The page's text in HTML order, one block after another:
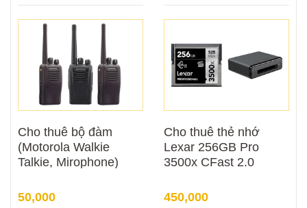
Cho thuê bộ đàm
(Motorola Walkie
Talkie, Mirophone)
50,000
Cho thuê thẻ nhớ
Lexar 256GB Pro
3500x CFast 2.0
450,000